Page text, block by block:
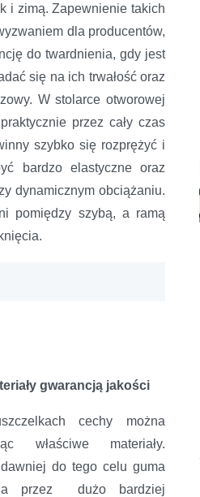
i zimą. Zapewnienie takich
dla producentów,
do twardnienia, gdy jest
się na ich trwałość oraz
W stolarce otworowej
przez cały czas
szybko się rozprężyć i
bardzo elastyczne oraz
dynamicznym obciążaniu.
pomiędzy szybą, a ramą
gwarancją jakości
cechy można
właściwe materiały.
do tego celu guma
przez dużo bardziej